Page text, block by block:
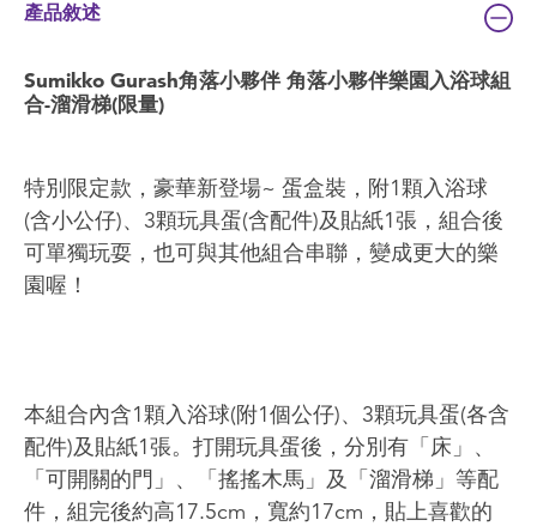
產品敘述
Sumikko Gurash角落小夥伴 角落小夥伴樂園入浴球組
合-溜滑梯(限量)
特別限定款，豪華新登場~ 蛋盒裝，附1顆入浴球
(含小公仔)、3顆玩具蛋(含配件)及貼紙1張，組合後
可單獨玩耍，也可與其他組合串聯，變成更大的樂
園喔！
本組合內含1顆入浴球(附1個公仔)、3顆玩具蛋(各含
配件)及貼紙1張。打開玩具蛋後，分別有「床」、
「可開關的門」、「搖搖木馬」及「溜滑梯」等配
件，組完後約高17.5cm，寬約17cm，貼上喜歡的